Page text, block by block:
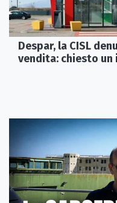
Despar, la CISL
vendita: chiesto un